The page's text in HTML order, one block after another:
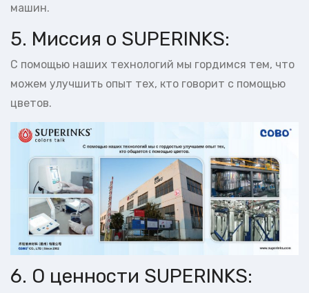
машин.
5. Миссия о SUPERINKS:
С помощью наших технологий мы гордимся тем, что
можем улучшить опыт тех, кто говорит с помощью
цветов.
6. О ценности SUPERINKS: